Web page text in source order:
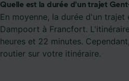
Quelle est la durée d’un trajet
En moyenne, la durée d'un
Dampoort à Francfort.
heures et 22 minutes.
routier sur votre itinéraire.